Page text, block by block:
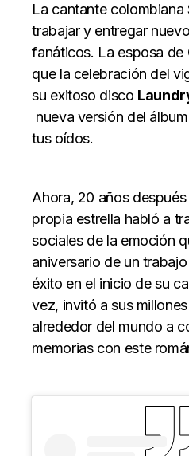
La cantante colombiana
trabajar y entregar
fanáticos. La esposa de
que la celebración del
su exitoso disco
nueva versión del
tus oídos.
Ahora, 20 años
propia estrella habló a
sociales de la emoción
aniversario de un
éxito en el inicio de su
vez, invitó a sus
alrededor del mundo a
memorias con este